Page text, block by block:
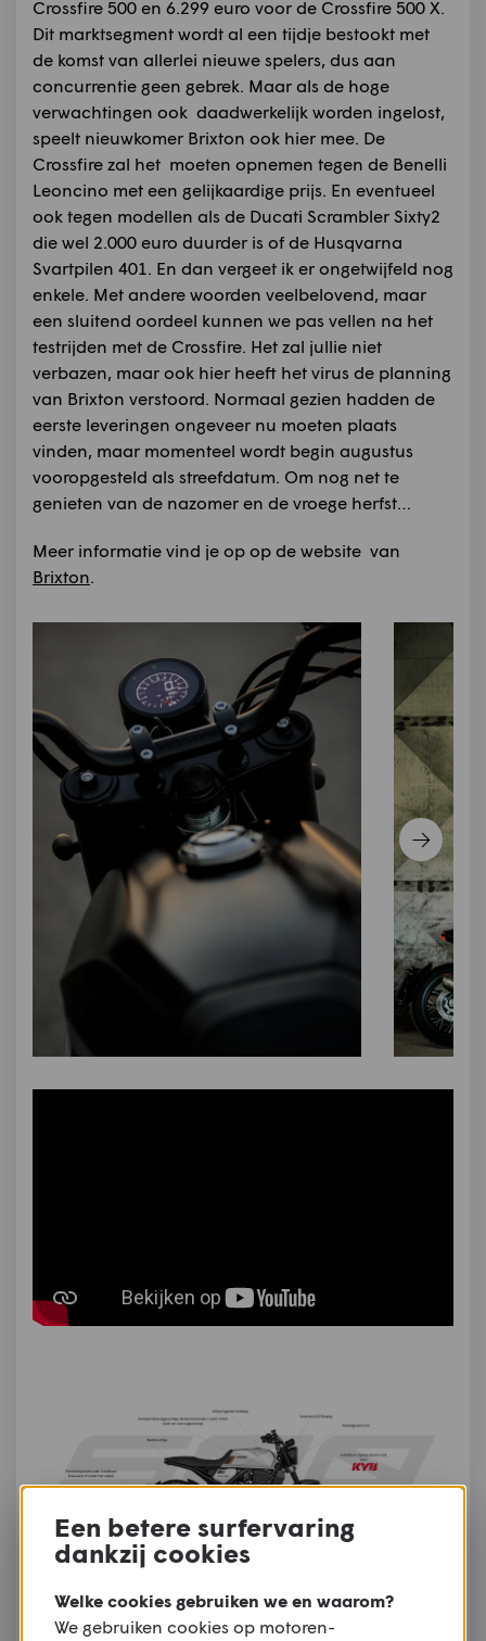
Crossfire 500 en 6.299 euro voor de Crossfire 500 X.
Dit marktsegment wordt al een tijdje bestookt met
de komst van allerlei nieuwe spelers, dus aan
concurrentie geen gebrek. Maar als de hoge
verwachtingen ook daadwerkelijk worden ingelost,
speelt nieuwkomer Brixton ook hier mee. De
Crossfire zal het moeten opnemen tegen de Benelli
Leoncino met een gelijkaardige prijs. En eventueel
ook tegen modellen als de Ducati Scrambler Sixty2
die wel 2.000 euro duurder is of de Husqvarna
Svartpilen 401. En dan vergeet ik er ongetwijfeld nog
enkele. Met andere woorden veelbelovend, maar
een sluitend oordeel kunnen we pas vellen na het
testrijden met de Crossfire. Het zal jullie niet
verbazen, maar ook hier heeft het virus de planning
van Brixton verstoord. Normaal gezien hadden de
eerste leveringen ongeveer nu moeten plaats
vinden, maar momenteel wordt begin augustus
vooropgesteld als streefdatum. Om nog net te
genieten van de nazomer en de vroege herfst…
Meer informatie vind je op op de website van
Brixton.
Een betere surfervaring
dankzij cookies
Welke cookies gebruiken we en waarom?
We gebruiken cookies op motoren-